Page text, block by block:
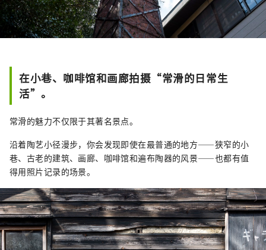
在小巷、咖啡馆和画廊拍摄“常滑的日常生
活”。
常滑的魅力不仅限于其著名景点。
沿着陶艺小径漫步，你会发现即使在最普通的地方——狭窄的小
巷、古老的建筑、画廊、咖啡馆和遍布陶器的风景——也都有值
得用照片记录的场景。